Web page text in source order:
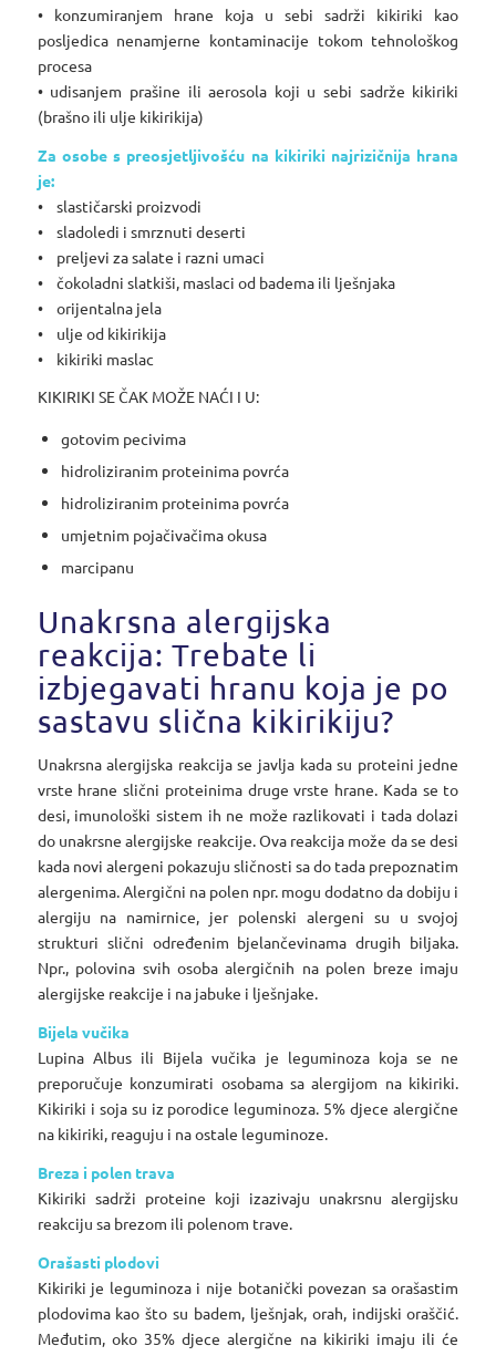
• konzumiranjem hrane koja u sebi sadrži kikiriki kao
posljedica nenamjerne kontaminacije tokom tehnološkog
procesa
• udisanjem prašine ili aerosola koji u sebi sadrže kikiriki
(brašno ili ulje kikirikija)
Za osobe s preosjetljivošću na kikiriki najrizičnija hrana
je:
• slastičarski proizvodi
• sladoledi i smrznuti deserti
• preljevi za salate i razni umaci
• čokoladni slatkiši, maslaci od badema ili lješnjaka
• orijentalna jela
• ulje od kikirikija
• kikiriki maslac
KIKIRIKI SE ČAK MOŽE NAĆI I U:
gotovim pecivima
hidroliziranim proteinima povrća
hidroliziranim proteinima povrća
umjetnim pojačivačima okusa
marcipanu
Unakrsna alergijska
reakcija: Trebate li
izbjegavati hranu koja je po
sastavu slična kikirikiju?
Unakrsna alergijska reakcija se javlja kada su proteini jedne
vrste hrane slični proteinima druge vrste hrane. Kada se to
desi, imunološki sistem ih ne može razlikovati i tada dolazi
do unakrsne alergijske reakcije. Ova reakcija može da se desi
kada novi alergeni pokazuju sličnosti sa do tada prepoznatim
alergenima. Alergični na polen npr. mogu dodatno da dobiju i
alergiju na namirnice, jer polenski alergeni su u svojoj
strukturi slični određenim bjelančevinama drugih biljaka.
Npr., polovina svih osoba alergičnih na polen breze imaju
alergijske reakcije i na jabuke i lješnjake.
Bijela vučika
Lupina Albus ili Bijela vučika je leguminoza koja se ne
preporučuje konzumirati osobama sa alergijom na kikiriki.
Kikiriki i soja su iz porodice leguminoza. 5% djece alergične
na kikiriki, reaguju i na ostale leguminoze.
Breza i polen trava
Kikiriki sadrži proteine koji izazivaju unakrsnu alergijsku
reakciju sa brezom ili polenom trave.
Orašasti plodovi
Kikiriki je leguminoza i nije botanički povezan sa orašastim
plodovima kao što su badem, lješnjak, orah, indijski oraščić.
Međutim, oko 35% djece alergične na kikiriki imaju ili će